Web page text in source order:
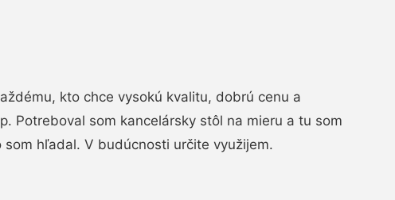
kto chce vysokú kvalitu, dobrú cenu a
Potreboval som kancelársky stôl na mieru a tu som
som hľadal. V budúcnosti určite využijem.